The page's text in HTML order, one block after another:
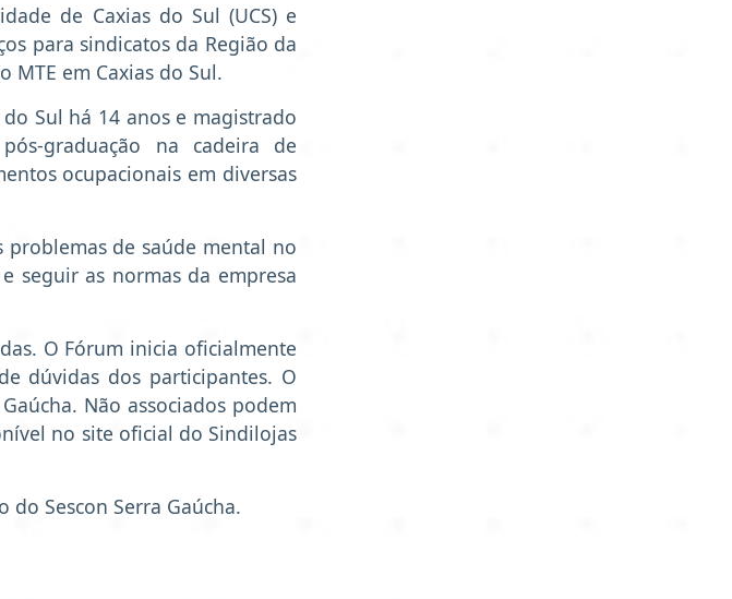
de Caxias do Sul (UCS) e
para sindicatos da Região da
MTE em Caxias do Sul.
Sul há 14 anos e magistrado
graduação na cadeira de
ocupacionais em diversas
problemas de saúde mental no
seguir as normas da empresa
O Fórum inicia oficialmente
dúvidas dos participantes. O
Não associados podem
no site oficial do Sindilojas
Sescon Serra Gaúcha.